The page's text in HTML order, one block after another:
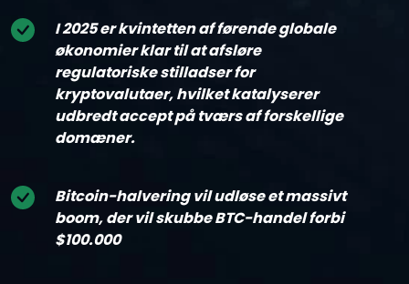
I 2025 er kvintetten af førende globale
økonomier klar til at afsløre
regulatoriske stilladser for
kryptovalutaer, hvilket katalyserer
udbredt accept på tværs af forskellige
domæner.
Bitcoin-halvering vil udløse et massivt
boom, der vil skubbe BTC-handel forbi
$100.000